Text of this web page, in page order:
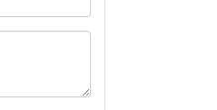
mai aerisit și